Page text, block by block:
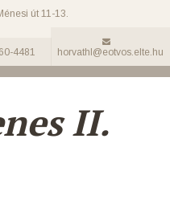
út 11-13.
4481 horvathl@eotvos.elte.hu
II.